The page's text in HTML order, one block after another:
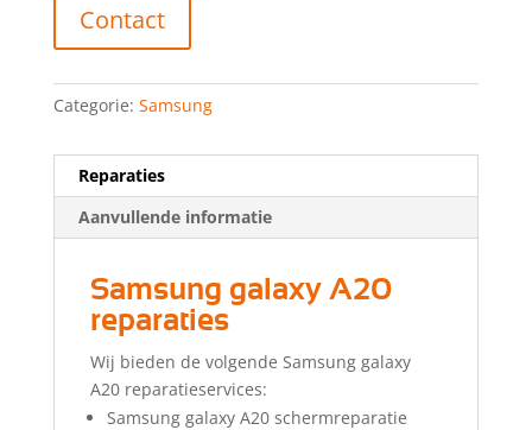
Contact
Categorie: Samsung
Reparaties
Aanvullende informatie
Samsung galaxy A20
reparaties
Wij bieden de volgende Samsung galaxy
A20 reparatieservices:
Samsung galaxy A20 schermreparatie